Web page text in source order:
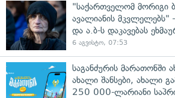
"საქართველომ მორიგი
ავალიანის მკვლელებს"
და ა.ბ-ს დაკავებას
6 აგვისტო, 07:53
საგანძურის
ახალი შანსები, ახალი
250 000-ლარიანი